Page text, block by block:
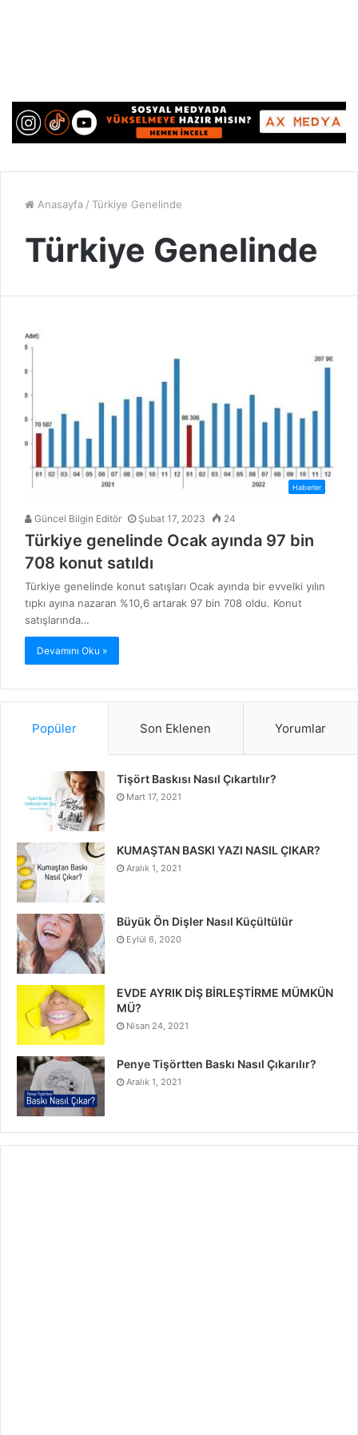
Anasayfa / Türkiye Genelinde
Türkiye Genelinde
Haberler
Güncel Bilgin Editör Şubat 17, 2023 24
Türkiye genelinde Ocak ayında 97 bin
708 konut satıldı
Türkiye genelinde konut satışları Ocak ayında bir evvelki yılın
tıpkı ayına nazaran %10,6 artarak 97 bin 708 oldu. Konut
satışlarında…
Devamını Oku »
Popüler Son Eklenen Yorumlar
Tişört Baskısı Nasıl Çıkartılır?
Mart 17, 2021
KUMAŞTAN BASKI YAZI NASIL ÇIKAR?
Aralık 1, 2021
Büyük Ön Dişler Nasıl Küçültülür
Eylül 6, 2020
EVDE AYRIK DİŞ BİRLEŞTİRME MÜMKÜN
MÜ?
Nisan 24, 2021
Penye Tişörtten Baskı Nasıl Çıkarılır?
Aralık 1, 2021